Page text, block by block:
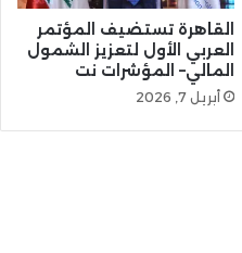
القاهرة تستضيف المؤتمر
العربي الأول لتعزيز الشمول
المالي– المؤشرات نت
أبريل 7, 2026